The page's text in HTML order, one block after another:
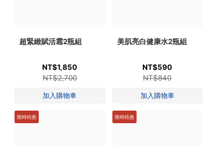
超緊緻賦活霜2瓶組
NT$1,850
NT$2,700
美肌亮白健康水2瓶組
NT$590
NT$840
限時特惠 限時特惠